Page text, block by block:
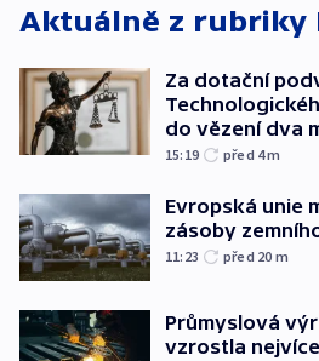
Aktuálně z rubriky
Za dotační
do vězení dva
15:19 před 4m
Evropská unie
zásoby
11:23 před 20 m
Průmyslová
vzrostla